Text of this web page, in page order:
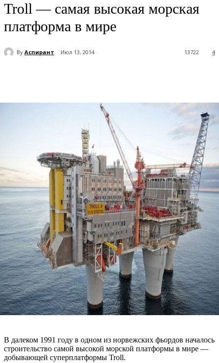
Troll — самая высокая морская
платформа в мире
By Аспирант Июл 13, 2014 4
13722
В далеком 1991 году в одном из норвежских фьордов началось
строительство самой высокой морской платформы в мире —
добывающей суперплатформы Troll.